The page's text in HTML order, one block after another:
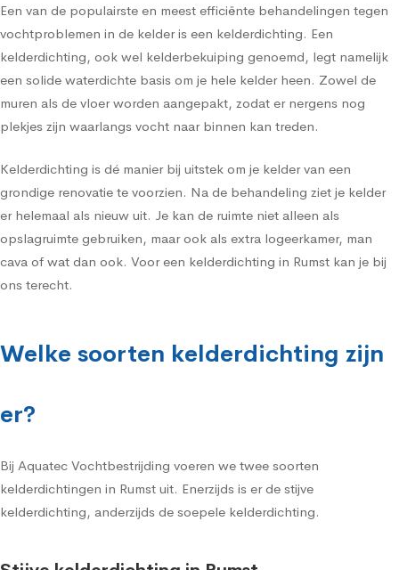
Een van de populairste en meest efficiënte behandelingen tegen
vochtproblemen in de kelder is een kelderdichting. Een
kelderdichting, ook wel kelderbekuiping genoemd, legt namelijk
een solide waterdichte basis om je hele kelder heen. Zowel de
muren als de vloer worden aangepakt, zodat er nergens nog
plekjes zijn waarlangs vocht naar binnen kan treden.
Kelderdichting is dé manier bij uitstek om je kelder van een
grondige renovatie te voorzien. Na de behandeling ziet je kelder
er helemaal als nieuw uit. Je kan de ruimte niet alleen als
opslagruimte gebruiken, maar ook als extra logeerkamer, man
cava of wat dan ook. Voor een kelderdichting in Rumst kan je bij
ons terecht.
Welke soorten kelderdichting zijn
er?
Bij Aquatec Vochtbestrijding voeren we twee soorten
kelderdichtingen in Rumst uit. Enerzijds is er de stijve
kelderdichting, anderzijds de soepele kelderdichting.